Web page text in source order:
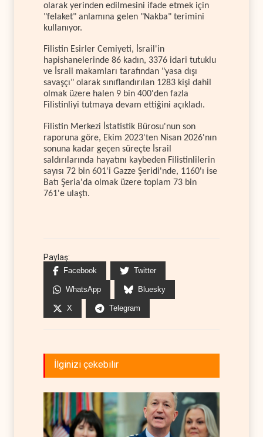
olarak yerinden edilmesini ifade etmek için
"felaket" anlamına gelen "Nakba" terimini
kullanıyor.
Filistin Esirler Cemiyeti, İsrail'in
hapishanelerinde 86 kadın, 3376 idari tutuklu
ve İsrail makamları tarafından "yasa dışı
savaşçı" olarak sınıflandırılan 1283 kişi dahil
olmak üzere halen 9 bin 400'den fazla
Filistinliyi tutmaya devam ettiğini açıkladı.
Filistin Merkezi İstatistik Bürosu'nun son
raporuna göre, Ekim 2023'ten Nisan 2026'nın
sonuna kadar geçen süreçte İsrail
saldırılarında hayatını kaybeden Filistinlilerin
sayısı 72 bin 601'i Gazze Şeridi'nde, 1160'ı ise
Batı Şeria'da olmak üzere toplam 73 bin
761'e ulaştı.
Paylaş:
Facebook Twitter
WhatsApp Bluesky
X Telegram
İlginizi çekebilir